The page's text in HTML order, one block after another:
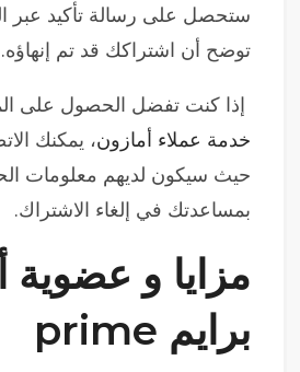
ستحصل على رسالة تأكيد عبر
توضح أن اشتراكك قد تم إنهاؤه.
إذا كنت تفضل الحصول على
خدمة عملاء أمازون، يمكنك
حيث سيكون لديهم معلومات
بمساعدتك في إلغاء الاشتراك.
مزايا و عضوية
برايم prime